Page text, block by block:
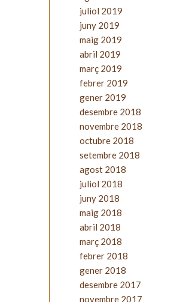
juliol 2019
juny 2019
maig 2019
abril 2019
març 2019
febrer 2019
gener 2019
desembre 2018
novembre 2018
octubre 2018
setembre 2018
agost 2018
juliol 2018
juny 2018
maig 2018
abril 2018
març 2018
febrer 2018
gener 2018
desembre 2017
novembre 2017